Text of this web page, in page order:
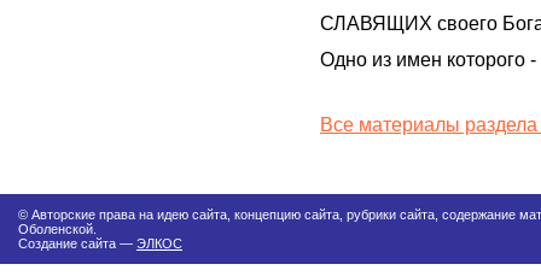
СЛАВЯЩИХ своего
Одно из имен которого
Все материалы
© Авторские права на идею сайта, концепцию сайта, рубрики сайта, содержание
Оболенской.
Создание сайта — ЭЛКОС